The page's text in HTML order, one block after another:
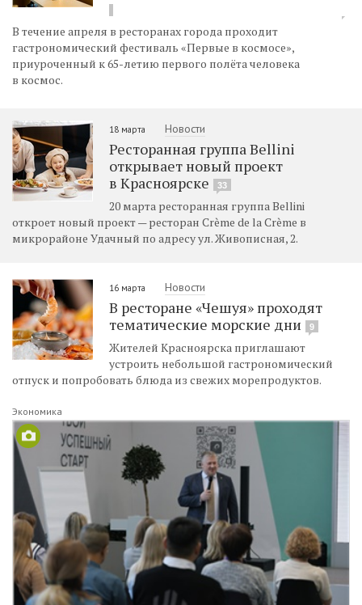
В течение апреля в ресторанах города проходит
гастрономический фестиваль «Первые в космосе»,
приуроченный к 65-летию первого полёта человека
в космос.
18 марта Новости
Ресторанная группа Bellini
открывает новый проект
в Красноярске
33
20 марта ресторанная группа Bellini
откроет новый проект — ресторан Crème de la Crème в
микрорайоне Удачный по адресу ул. Живописная, 2.
16 марта Новости
В ресторане «Чешуя» проходят
тематические морские дни
9
Жителей Красноярска приглашают
устроить небольшой гастрономический
отпуск и попробовать блюда из свежих морепродуктов.
Экономика